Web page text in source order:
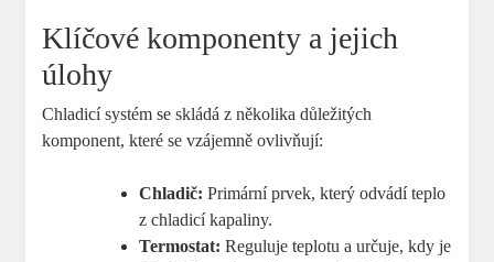
Klíčové komponenty a jejich
úlohy
Chladicí systém se skládá z několika důležitých
komponent, které se vzájemně ovlivňují:
Chladič: Primární prvek, který odvádí teplo
z chladicí kapaliny.
Termostat: Reguluje teplotu a určuje, kdy je